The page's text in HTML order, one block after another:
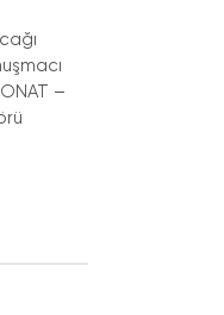
–